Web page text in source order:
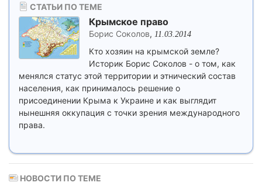
СТАТЬИ ПО ТЕМЕ
Крымское право
Борис Соколов, 11.03.2014
Кто хозяин на крымской земле?
Историк Борис Соколов - о том, как
менялся статус этой территории и этнический состав
населения, как принималось решение о
присоединении Крыма к Украине и как выглядит
нынешняя оккупация с точки зрения международного
права.
НОВОСТИ ПО ТЕМЕ